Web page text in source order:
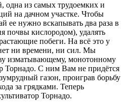
одна из самых трудоемких и
на дачном участке. Чтобы
ее нужно вскапывать два раза в
почвы кислородом), удалять
побеги. На всё это у
ни времени, ни сил. Мы
изматывающему, монотонному
Торнадо. С ним Вам не придётся
газон, проиграв борьбу
за грядками. Теперь
Торнадо.